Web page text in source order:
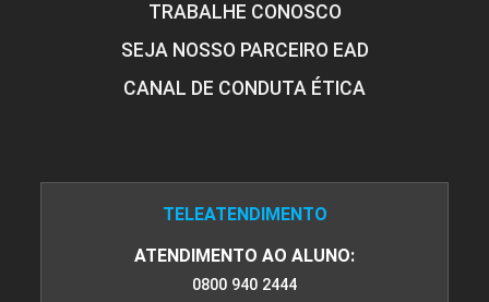
TRABALHE CONOSCO
SEJA NOSSO PARCEIRO EAD
CANAL DE CONDUTA ÉTICA
TELEATENDIMENTO
ATENDIMENTO AO ALUNO:
0800 940 2444